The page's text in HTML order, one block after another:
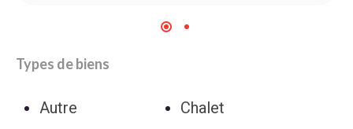
Types de biens
Autre
Chalet